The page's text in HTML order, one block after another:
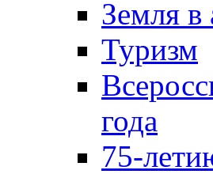
Земля в
Туризм
года
75-